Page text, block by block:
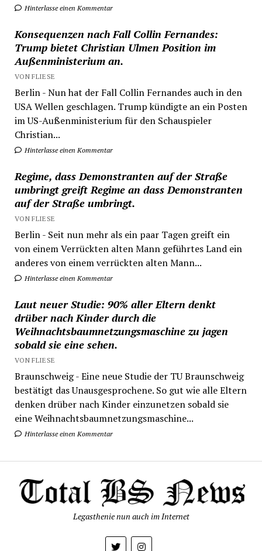
Hinterlasse einen Kommentar
Konsequenzen nach Fall Collin Fernandes:
Trump bietet Christian Ulmen Position im
Außenministerium an.
VON FLIESE
Berlin - Nun hat der Fall Collin Fernandes auch in den
USA Wellen geschlagen. Trump kündigte an ein Posten
im US-Außenministerium für den Schauspieler
Christian...
Hinterlasse einen Kommentar
Regime, dass Demonstranten auf der Straße
umbringt greift Regime an dass Demonstranten
auf der Straße umbringt.
VON FLIESE
Berlin - Seit nun mehr als ein paar Tagen greift ein
von einem Verrückten alten Mann geführtes Land ein
anderes von einem verrückten alten Mann...
Hinterlasse einen Kommentar
Laut neuer Studie: 90% aller Eltern denkt
drüber nach Kinder durch die
Weihnachtsbaumnetzungsmaschine zu jagen
sobald sie eine sehen.
VON FLIESE
Braunschweig - Eine neue Studie der TU Braunschweig
bestätigt das Unausgesprochene. So gut wie alle Eltern
denken drüber nach Kinder einzunetzen sobald sie
eine Weihnachtsbaumnetzungsmaschine...
Hinterlasse einen Kommentar
Legasthenie nun auch im Internet